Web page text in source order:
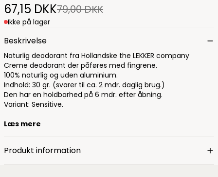
67,15 DKK79,00 DKK
Ikke på lager
Beskrivelse
Naturlig deodorant fra Hollandske the LEKKER company
Creme deodorant der påføres med fingrene.
100% naturlig og uden aluminium.
Indhold: 30 gr. (svarer til ca. 2 mdr. daglig brug.)
Den har en holdbarhed på 6 mdr. efter åbning.
Variant: Sensitive.
Læs mere
Produkt information